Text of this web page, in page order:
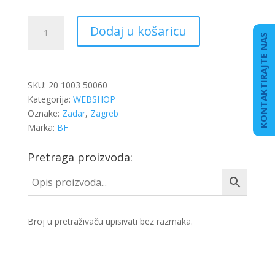
VENTILA
Dodaj u košaricu
SKU: 20 1003 50060
Kategorija: WEBSHOP
Oznake: Zadar, Zagreb
Marka: BF
Pretraga proizvoda:
Broj u pretraživaču upisivati bez razmaka.
KONTAKTIRAJTE NAS